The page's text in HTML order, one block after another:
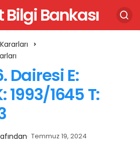
Bankası
Dairesi E:
1993/1645 T:
Temmuz 19, 2024